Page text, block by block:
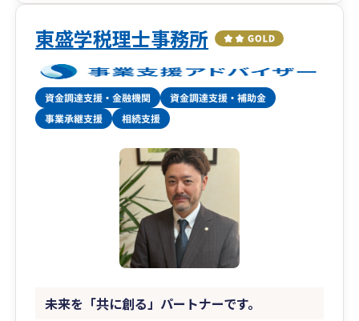
東盛学税理士事務所
未来を「共に創る」パートナーです。